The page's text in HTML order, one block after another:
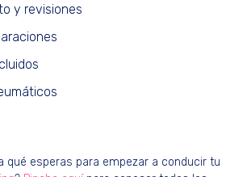
y revisiones
qué esperas para empezar a conducir tu